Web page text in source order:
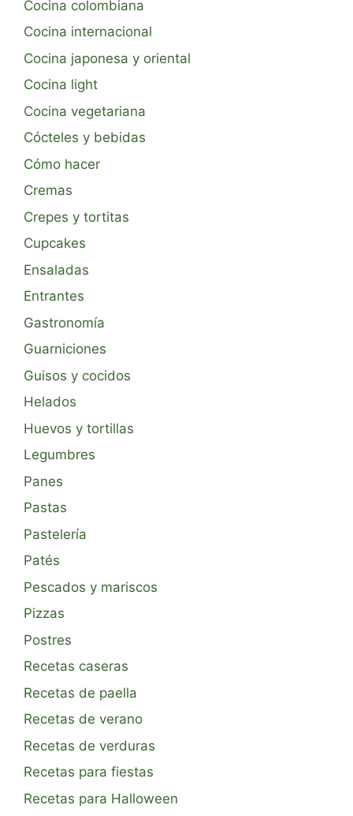
Cocina colombiana
Cocina internacional
Cocina japonesa y oriental
Cocina light
Cocina vegetariana
Cócteles y bebidas
Cómo hacer
Cremas
Crepes y tortitas
Cupcakes
Ensaladas
Entrantes
Gastronomía
Guarniciones
Guisos y cocidos
Helados
Huevos y tortillas
Legumbres
Panes
Pastas
Pastelería
Patés
Pescados y mariscos
Pizzas
Postres
Recetas caseras
Recetas de paella
Recetas de verano
Recetas de verduras
Recetas para fiestas
Recetas para Halloween